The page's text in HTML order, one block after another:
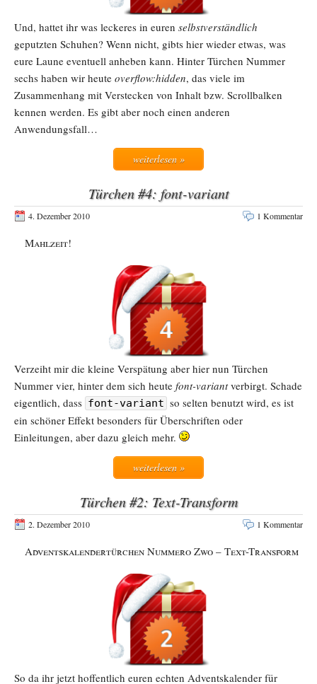
Und, hattet ihr was leckeres in euren selbstverständlich
geputzten Schuhen? Wenn nicht, gibts hier wieder etwas, was
eure Laune eventuell anheben kann. Hinter Türchen Nummer
sechs haben wir heute overflow:hidden, das viele im
Zusammenhang mit Verstecken von Inhalt bzw. Scrollbalken
kennen werden. Es gibt aber noch einen anderen
Anwendungsfall…
weiterlesen »
Türchen #4: font-variant
4. Dezember 2010 1 Kommentar
Mahlzeit!
Verzeiht mir die kleine Verspätung aber hier nun Türchen
Nummer vier, hinter dem sich heute font-variantverbirgt. Schade
eigentlich, dass font-variant so selten benutzt wird, es ist
ein schöner Effekt besonders für Überschriften oder
Einleitungen, aber dazu gleich mehr.
weiterlesen »
Türchen #2: Text-Transform
2. Dezember 2010 1 Kommentar
Adventskalendertürchen Nummero Zwo – Text-Transform
So da ihr jetzt hoffentlich euren echten Adventskalender für